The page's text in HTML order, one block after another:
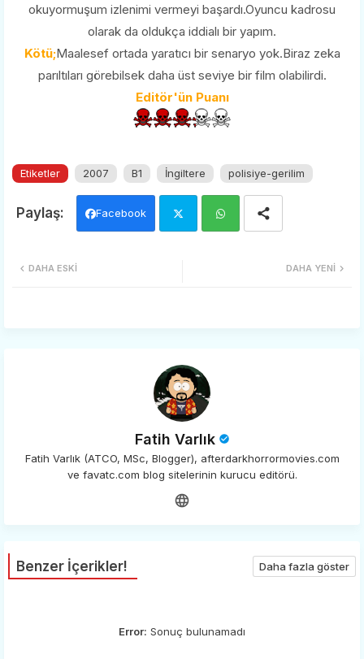
okuyormuşum izlenimi vermeyi başardı.Oyuncu kadrosu
olarak da oldukça iddialı bir yapım.
Kötü;Maalesef ortada yaratıcı bir senaryo yok.Biraz zeka
parıltıları görebilsek daha üst seviye bir film olabilirdi.
Editör'ün Puanı
Etiketler 2007 B1 İngiltere polisiye-gerilim
Facebook
DAHA YENI
DAHA ESKI
Fatih Varlık
Fatih Varlık (ATCO, MSc, Blogger), afterdarkhorrormovies.com
ve favatc.com blog sitelerinin kurucu editörü.
Benzer İçerikler! Daha fazla göster
Error: Sonuç bulunamadı